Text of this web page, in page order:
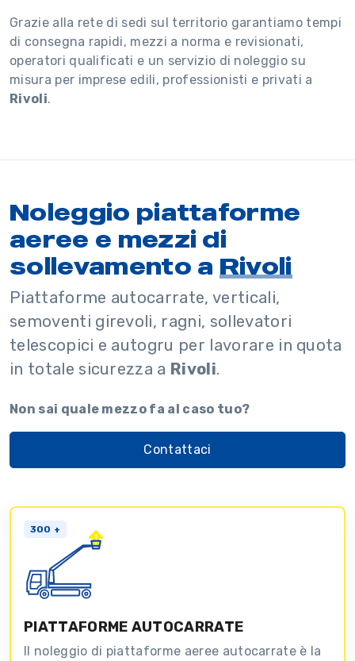
Grazie alla rete di sedi sul territorio garantiamo tempi
di consegna rapidi, mezzi a norma e revisionati,
operatori qualificati e un servizio di noleggio su
misura per imprese edili, professionisti e privati a
Rivoli.
Noleggio piattaforme
aeree e mezzi di
sollevamento a Rivoli
Piattaforme autocarrate, verticali,
semoventi girevoli, ragni, sollevatori
telescopici e autogru per lavorare in quota
in totale sicurezza a Rivoli.
Non sai quale mezzo fa al caso tuo?
Contattaci
300 +
PIATTAFORME AUTOCARRATE
Il noleggio di piattaforme aeree autocarrate è la